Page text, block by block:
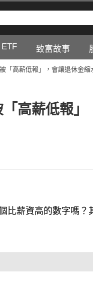
ETF 致富故事
「高薪低報」，會讓退休金縮
高薪低報
比薪資高的數字嗎